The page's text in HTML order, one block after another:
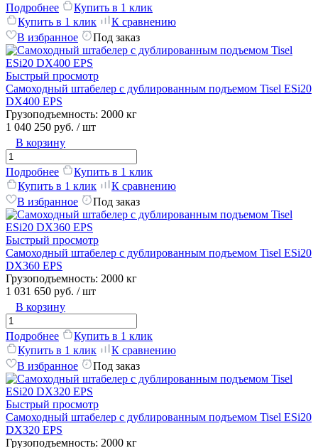
Подробнее
Купить в 1 клик
Купить в 1 клик
К сравнению
В избранное
Под заказ
Быстрый просмотр
Самоходный штабелер c дублированным подъемом Tisel ESi20
DX400 EPS
Грузоподъемность: 2000 кг
1 040 250 руб. / шт
В корзину
Подробнее
Купить в 1 клик
Купить в 1 клик
К сравнению
В избранное
Под заказ
Быстрый просмотр
Самоходный штабелер c дублированным подъемом Tisel ESi20
DX360 EPS
Грузоподъемность: 2000 кг
1 031 650 руб. / шт
В корзину
Подробнее
Купить в 1 клик
Купить в 1 клик
К сравнению
В избранное
Под заказ
Быстрый просмотр
Самоходный штабелер c дублированным подъемом Tisel ESi20
DX320 EPS
Грузоподъемность: 2000 кг